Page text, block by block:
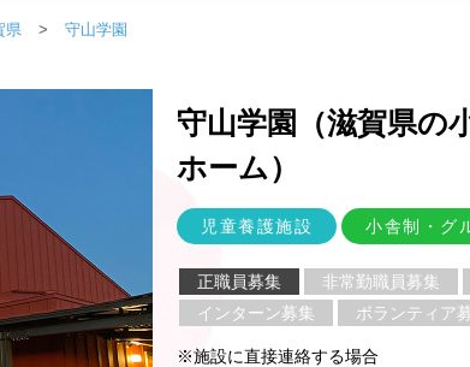
県 守山学園
守山学園（滋賀県の
ホーム）
児童養護施設 小舎制・グ
正職員募集 非常勤職員募集
インターン募集
ボランティア
※施設に直接連絡する場合